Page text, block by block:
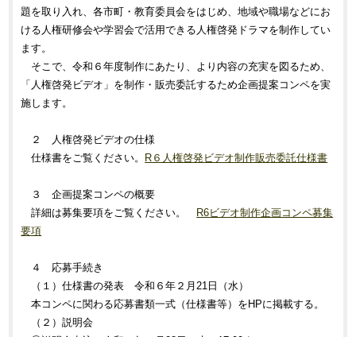
題を取り入れ、各市町・教育委員会をはじめ、地域や職場などにお
ける人権研修会や学習会で活用できる人権啓発ドラマを制作してい
ます。
そこで、令和６年度制作にあたり、より内容の充実を図るため、
「人権啓発ビデオ」を制作・販売委託するため企画提案コンペを実
施します。
２ 人権啓発ビデオの仕様
仕様書をご覧ください。
R６人権啓発ビデオ制作販売委託仕様書
３ 企画提案コンペの概要
詳細は募集要項をご覧ください。
R6ビデオ制作企画コンペ募集
要項
４ 応募手続き
（１）仕様書の発表 令和６年２月21日（水）
本コンペに関わる応募書類一式（仕様書等）をHPに掲載する。
（２）説明会